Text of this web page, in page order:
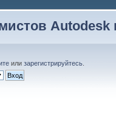
Autodesk
илизарегистрируйтесь